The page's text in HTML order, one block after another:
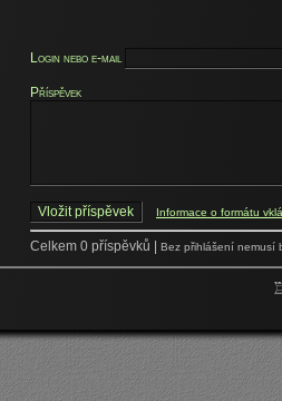
Login nebo e-mail
Příspěvek
Informace o formátu
Celkem 0 příspěvků | Bez přihlášení nemusí